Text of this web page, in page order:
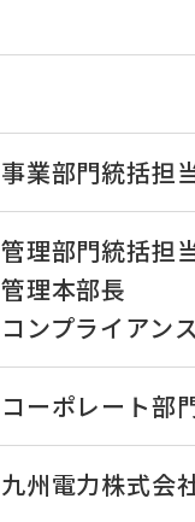
事業部門統括担
管理部門統括担
管理本部長
コンプライアン
コーポレート部
九州電力株式会